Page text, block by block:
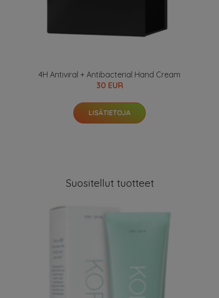
4H Antiviral + Antibacterial Hand Cream
30 EUR
LISÄTIETOJA
Suositellut tuotteet